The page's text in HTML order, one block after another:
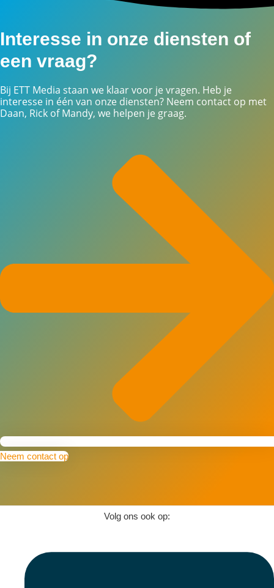
Interesse in onze diensten of
een vraag?
Bij ETT Media staan we klaar voor je vragen. Heb je
interesse in één van onze diensten? Neem contact op met
Daan, Rick of Mandy, we helpen je graag.
Neem contact op
Volg ons ook op: